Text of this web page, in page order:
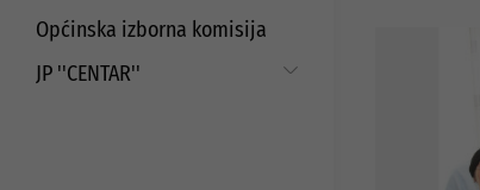
Aktuelni projekti
Strateški dokumenti
Javni poziv za dodjelu sredstava za
aktivizam mladih
Saradnja sa nevladinim
organizacijama
Javni pozivi i konkursi
Općinska izborna komisija
JP ''CENTAR''